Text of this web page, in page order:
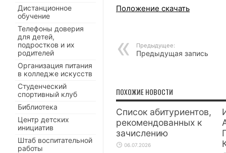
Положение скачать
Предыдущее:
Предыдущая запись
ПОХОЖИЕ НОВОСТИ
Список абитуриентов,
рекомендованных к
зачислению
06.07.2026
Дистанционное
обучение
Телефоны доверия
для детей,
подростков и их
родителей
Организация питания
в колледже искусств
Студенческий
спортивный клуб
Библиотека
Центр детских
инициатив
Штаб воспитательной
работы